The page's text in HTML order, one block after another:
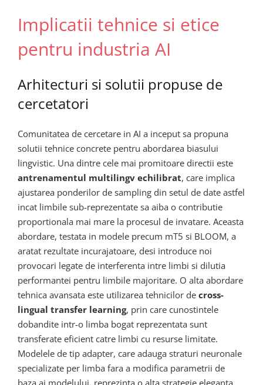
Implicatii tehnice si etice
pentru industria AI
Arhitecturi si solutii propuse de
cercetatori
Comunitatea de cercetare in AI a inceput sa propuna
solutii tehnice concrete pentru abordarea biasului
lingvistic. Una dintre cele mai promitoare directii este
antrenamentul multilingv echilibrat, care implica
ajustarea ponderilor de sampling din setul de date astfel
incat limbile sub-reprezentate sa aiba o contributie
proportionala mai mare la procesul de invatare. Aceasta
abordare, testata in modele precum mT5 si BLOOM, a
aratat rezultate incurajatoare, desi introduce noi
provocari legate de interferenta intre limbi si dilutia
performantei pentru limbile majoritare. O alta abordare
tehnica avansata este utilizarea tehnicilor de cross-
lingual transfer learning, prin care cunostintele
dobandite intr-o limba bogat reprezentata sunt
transferate eficient catre limbi cu resurse limitate.
Modelele de tip adapter, care adauga straturi neuronale
specializate per limba fara a modifica parametrii de
baza ai modelului, reprezinta o alta strategie eleganta